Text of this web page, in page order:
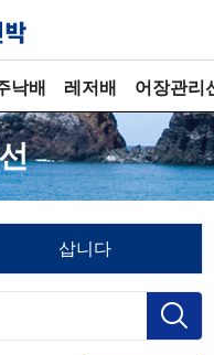
낙배 레저배 어장관리
삽니다